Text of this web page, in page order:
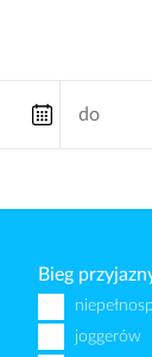
Bieg
joggerów